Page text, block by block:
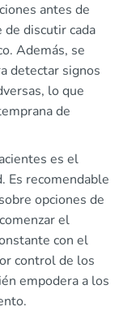
antes de
discutir cada
Además, se
detectar signos
lo que
de
es el
Es recomendable
opciones de
el
con el
control de los
empodera a los